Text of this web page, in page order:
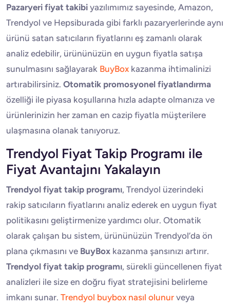
Pazaryeri fiyat takibi yazılımımız sayesinde, Amazon,
Trendyol ve Hepsiburada gibi farklı pazaryerlerinde aynı
ürünü satan satıcıların fiyatlarını eş zamanlı olarak
analiz edebilir, ürününüzün en uygun fiyatla satışa
sunulmasını sağlayarak BuyBox kazanma ihtimalinizi
artırabilirsiniz. Otomatik promosyonel fiyatlandırma
özelliği ile piyasa koşullarına hızla adapte olmanıza ve
ürünlerinizin her zaman en cazip fiyatla müşterilere
ulaşmasına olanak tanıyoruz.
Trendyol Fiyat Takip Programı ile
Fiyat Avantajını Yakalayın
Trendyol fiyat takip programı, Trendyol üzerindeki
rakip satıcıların fiyatlarını analiz ederek en uygun fiyat
politikasını geliştirmenize yardımcı olur. Otomatik
olarak çalışan bu sistem, ürününüzün Trendyol’da ön
plana çıkmasını ve BuyBox kazanma şansınızı artırır.
Trendyol fiyat takip programı, sürekli güncellenen fiyat
analizleri ile size en doğru fiyat stratejisini belirleme
imkanı sunar. Trendyol buybox nasıl olunur veya